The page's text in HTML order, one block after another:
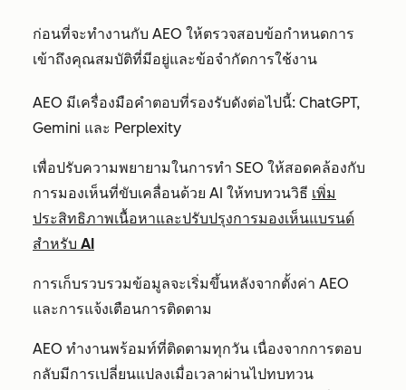
ก่อนที่จะทำงานกับ AEO ให้ตรวจสอบข้อกำหนดการ
เข้าถึงคุณสมบัติที่มีอยู่และข้อจำกัดการใช้งาน
AEO มีเครื่องมือคำตอบที่รองรับดังต่อไปนี้: ChatGPT,
Gemini และ Perplexity
เพื่อปรับความพยายามในการทำ SEO ให้สอดคล้องกับ
การมองเห็นที่ขับเคลื่อนด้วย AI ให้ทบทวนวิธี เพิ่ม
ประสิทธิภาพเนื้อหาและปรับปรุงการมองเห็นแบรนด์
สำหรับ AI
การเก็บรวบรวมข้อมูลจะเริ่มขึ้นหลังจากตั้งค่า AEO
และการแจ้งเตือนการติดตาม
AEO ทำงานพร้อมท์ที่ติดตามทุกวัน เนื่องจากการตอบ
กลับมีการเปลี่ยนแปลงเมื่อเวลาผ่านไปทบทวน